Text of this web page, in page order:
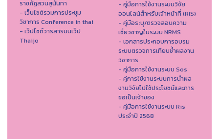
ราชภัฏสวนสุนันทา
- เว็บไซต์รวมการประชุม
วิชาการ Conference in thai
- เว็ปไซต์วารสารบนเว็ป
Thaijo
- คู่มือการใช้งานระบบวิจัย
ออนไลน์สำหรับเจ้าหน้าที่ (RIS)
- คู่มือระบุ/ตรวจสอบความ
เชี่ยวชาญในระบบ NRMS
- เอกสารประกอบการอบรม
ระบบตรวจการเทียบซ้ำผลงาน
วิชาการ
- คู่มือการใช้งานระบบ Sos
- คู่การใช้งานระบบการนำผล
งานวิจัยไปใช้ประโยชน์และการ
ขอเป็นเจ้าของ
- คู่มือการใช้งานระบบ Ris
ประจำปี 2568